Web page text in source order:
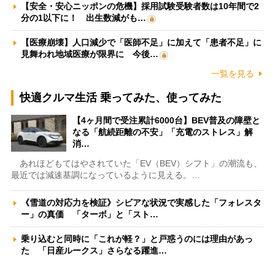
【安全・安心ニッポンの危機】採用試験受験者数は10年間で2
分の1以下に！ 出生数減がも…
【医療崩壊】人口減少で「医師不足」に加えて「患者不足」に
見舞われ地域医療が限界に 今後…
一覧を見る
快適クルマ生活 乗ってみた、使ってみた
【4ヶ月間で受注累計6000台】BEV普及の障壁と
なる「航続距離の不安」「充電のストレス」解
消…
あれほどもてはやされていた「EV（BEV）シフト」の潮流も、
最近では減速基調になっているように見える。…
《雪道の対応力を検証》シビアな状況で実感した「フォレスタ
ー」の真価 「ターボ」と「スト…
乗り込むと同時に「これが軽？」と戸惑うのには理由があっ
た 「日産ルークス」さらなる躍進…